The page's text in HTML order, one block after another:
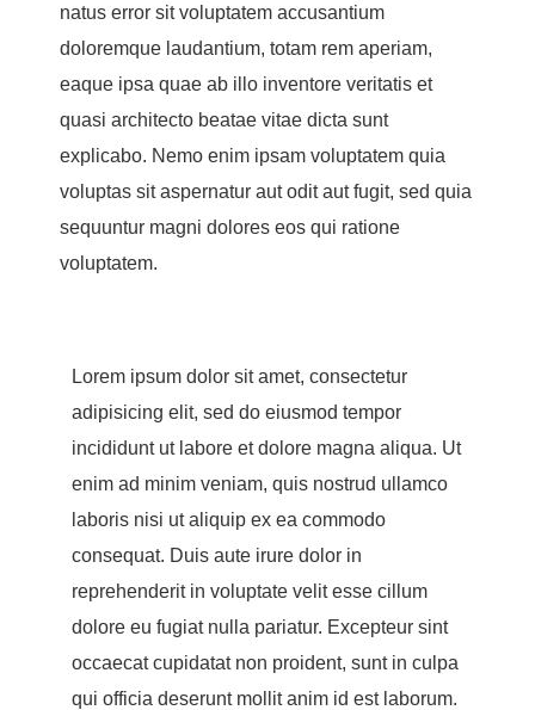
natus error sit voluptatem accusantium
doloremque laudantium, totam rem aperiam,
eaque ipsa quae ab illo inventore veritatis et
quasi architecto beatae vitae dicta sunt
explicabo. Nemo enim ipsam voluptatem quia
voluptas sit aspernatur aut odit aut fugit, sed quia
sequuntur magni dolores eos qui ratione
voluptatem.
Lorem ipsum dolor sit amet, consectetur
adipisicing elit, sed do eiusmod tempor
incididunt ut labore et dolore magna aliqua. Ut
enim ad minim veniam, quis nostrud ullamco
laboris nisi ut aliquip ex ea commodo
consequat. Duis aute irure dolor in
reprehenderit in voluptate velit esse cillum
dolore eu fugiat nulla pariatur. Excepteur sint
occaecat cupidatat non proident, sunt in culpa
qui officia deserunt mollit anim id est laborum.